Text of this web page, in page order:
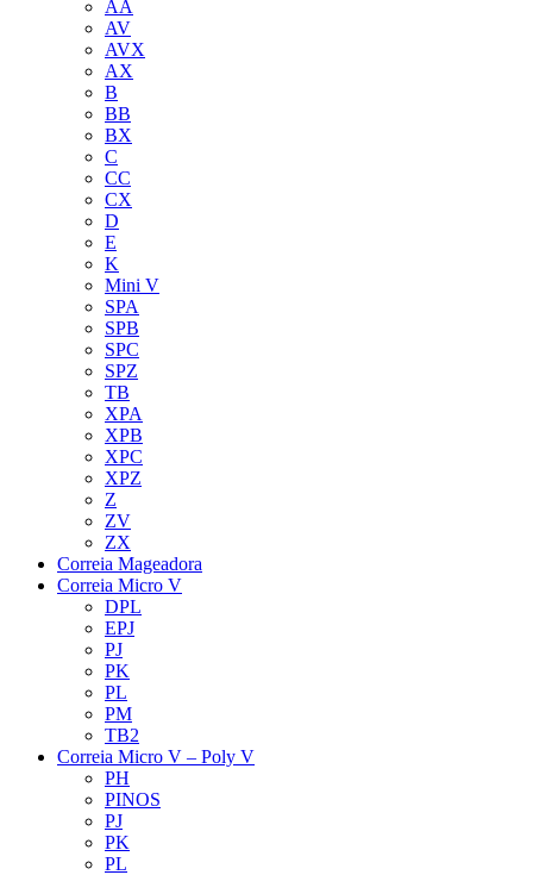
AA
AV
AVX
AX
B
BB
BX
C
CC
CX
D
E
K
Mini V
SPA
SPB
SPC
SPZ
TB
XPA
XPB
XPC
XPZ
Z
ZV
ZX
Correia Mageadora
Correia Micro V
DPL
EPJ
PJ
PK
PL
PM
TB2
Correia Micro V – Poly V
PH
PINOS
PJ
PK
PL